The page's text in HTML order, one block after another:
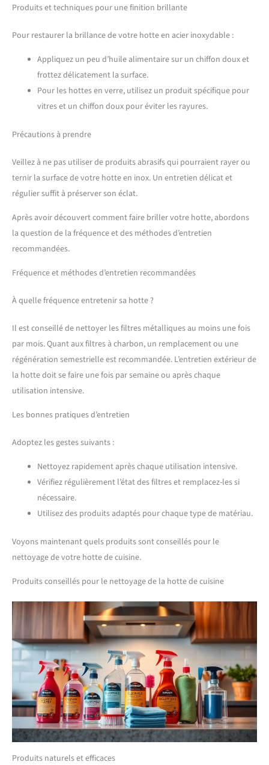
Produits et techniques pour une finition brillante
Pour restaurer la brillance de votre hotte en acier inoxydable :
Appliquez un peu d’huile alimentaire sur un chiffon doux et
frottez délicatement la surface.
Pour les hottes en verre, utilisez un produit spécifique pour
vitres et un chiffon doux pour éviter les rayures.
Précautions à prendre
Veillez à ne pas utiliser de produits abrasifs qui pourraient rayer ou
ternir la surface de votre hotte en inox. Un entretien délicat et
régulier suffit à préserver son éclat.
Après avoir découvert comment faire briller votre hotte, abordons
la question de la fréquence et des méthodes d’entretien
recommandées.
Fréquence et méthodes d’entretien recommandées
À quelle fréquence entretenir sa hotte ?
Il est conseillé de nettoyer les filtres métalliques au moins une fois
par mois. Quant aux filtres à charbon, un remplacement ou une
régénération semestrielle est recommandée. L’entretien extérieur de
la hotte doit se faire une fois par semaine ou après chaque
utilisation intensive.
Les bonnes pratiques d’entretien
Adoptez les gestes suivants :
Nettoyez rapidement après chaque utilisation intensive.
Vérifiez régulièrement l’état des filtres et remplacez-les si
nécessaire.
Utilisez des produits adaptés pour chaque type de matériau.
Voyons maintenant quels produits sont conseillés pour le
nettoyage de votre hotte de cuisine.
Produits conseillés pour le nettoyage de la hotte de cuisine
Produits naturels et efficaces